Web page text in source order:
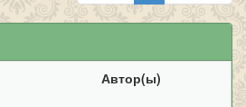
Автор(ы)